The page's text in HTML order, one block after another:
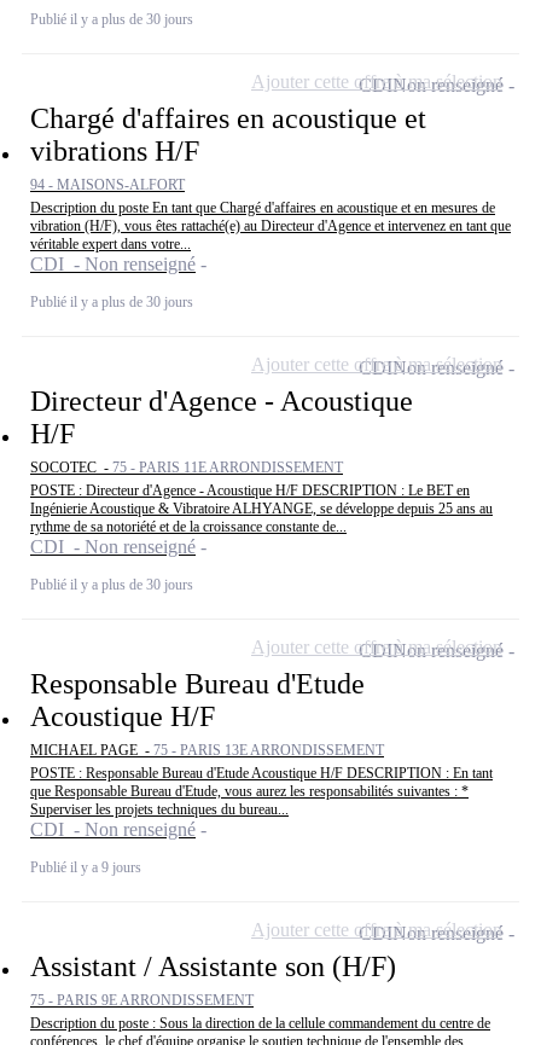
Publié il y a plus de 30 jours
Chargé d'affaires en acoustique et
vibrations H/F
94 - MAISONS-ALFORT
Description du poste En tant que Chargé d'affaires en acoustique et en mesures de
vibration (H/F), vous êtes rattaché(e) au Directeur d'Agence et intervenez en tant que
véritable expert dans votre...
CDI - Non renseigné
Publié il y a plus de 30 jours
CDINon renseigné
Ajouter cette offre à ma sélection
Directeur d'Agence - Acoustique
H/F
SOCOTEC - 75 - PARIS 11E ARRONDISSEMENT
POSTE : Directeur d'Agence - Acoustique H/F DESCRIPTION : Le BET en
Ingénierie Acoustique & Vibratoire ALHYANGE, se développe depuis 25 ans au
rythme de sa notoriété et de la croissance constante de...
CDI - Non renseigné
Publié il y a plus de 30 jours
CDINon renseigné
Ajouter cette offre à ma sélection
Responsable Bureau d'Etude
Acoustique H/F
MICHAEL PAGE - 75 - PARIS 13E ARRONDISSEMENT
POSTE : Responsable Bureau d'Etude Acoustique H/F DESCRIPTION : En tant
que Responsable Bureau d'Etude, vous aurez les responsabilités suivantes : *
Superviser les projets techniques du bureau...
CDI - Non renseigné
Publié il y a 9 jours
CDINon renseigné
Ajouter cette offre à ma sélection
Assistant / Assistante son (H/F)
75 - PARIS 9E ARRONDISSEMENT
Description du poste : Sous la direction de la cellule commandement du centre de
conférences, le chef d'équipe organise le soutien technique de l'ensemble des
CDINon renseigné
Ajouter cette offre à ma sélection